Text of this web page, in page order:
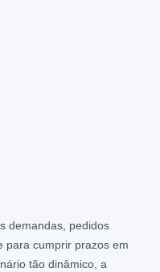
demandas, pedidos
para cumprir prazos em
tão dinâmico, a